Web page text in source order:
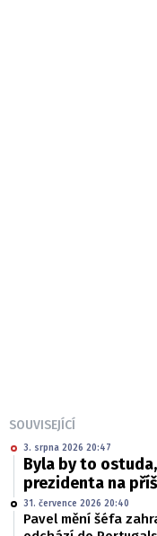
SOUVISEJÍCÍ
3. srpna 2026 20:47
Byla by to
prezidenta na
31. července 2026 20:40
Pavel mění šéfa